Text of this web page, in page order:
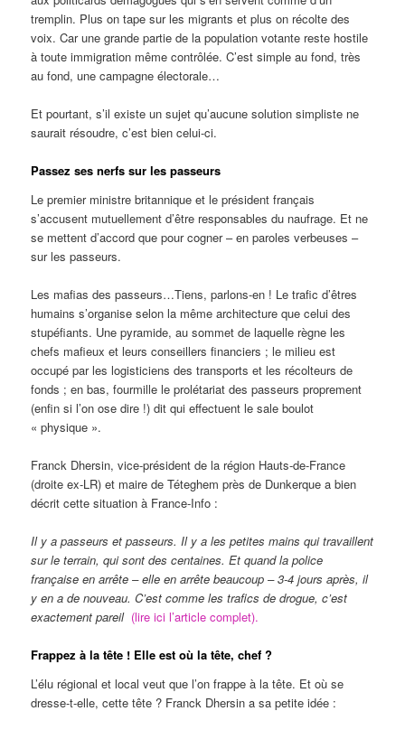
tremplin. Plus on tape sur les migrants et plus on récolte des
voix. Car une grande partie de la population votante reste hostile
à toute immigration même contrôlée. C’est simple au fond, très
au fond, une campagne électorale…
Et pourtant, s’il existe un sujet qu’aucune solution simpliste ne
saurait résoudre, c’est bien celui-ci.
Passez ses nerfs sur les passeurs
Le premier ministre britannique et le président français
s’accusent mutuellement d’être responsables du naufrage. Et ne
se mettent d’accord que pour cogner – en paroles verbeuses –
sur les passeurs.
Les mafias des passeurs…Tiens, parlons-en ! Le trafic d’êtres
humains s’organise selon la même architecture que celui des
stupéfiants. Une pyramide, au sommet de laquelle règne les
chefs mafieux et leurs conseillers financiers ; le milieu est
occupé par les logisticiens des transports et les récolteurs de
fonds ; en bas, fourmille le prolétariat des passeurs proprement
(enfin si l’on ose dire !) dit qui effectuent le sale boulot
« physique ».
Franck Dhersin, vice-président de la région Hauts-de-France
(droite ex-LR) et maire de Téteghem près de Dunkerque a bien
décrit cette situation à France-Info :
Il y a passeurs et passeurs. Il y a les petites mains qui travaillent
sur le terrain, qui sont des centaines. Et quand la police
française en arrête – elle en arrête beaucoup – 3-4 jours après, il
y en a de nouveau. C’est comme les trafics de drogue, c’est
exactement pareil (lire ici l’article complet).
Frappez à la tête ! Elle est où la tête, chef ?
L’élu régional et local veut que l’on frappe à la tête. Et où se
dresse-t-elle, cette tête ? Franck Dhersin a sa petite idée :